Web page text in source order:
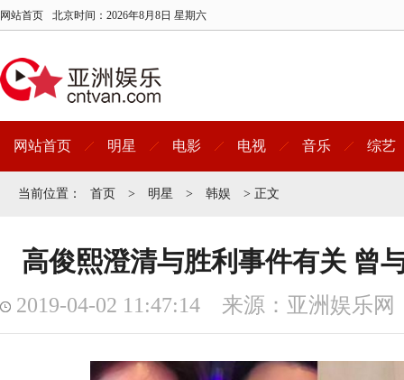
网站首页 北京时间： 2026年8月8日 星期六
网站首页 明星 电影 电视 音乐 综艺
当前位置： 首页 > 明星 > 韩娱 > 正文
高俊熙澄清与胜利事件有关 曾
2019-04-02 11:47:14 来源：亚洲娱乐网